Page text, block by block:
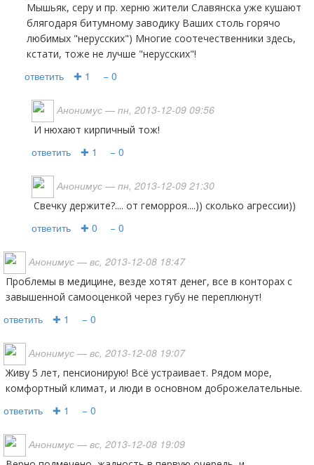
Мышьяк, серу и пр. херню жители Славянска уже кушают
блягодаря битумному заводику Ваших столь горячо
любимых "нерусских") Многие соотечественники здесь,
кстати, тоже не лучше "нерусских"!
ответить ✚ 1 − 0
Анонимус — пн, 2013-12-09 09:56
и нюхают кирпичный тож!
ответить ✚ 1 − 0
Анонимус — пн, 2013-12-09 21:30
свечку держите?.... от геморроя....)) сколько агрессии))
ответить ✚ 0 − 0
Анонимус — вс, 2013-12-08 18:47
Проблемы в медицине, везде хотят денег, все в конторах с
завышенной самооценкой через губу не переплюнут!
ответить ✚ 1 − 0
Анонимус — вс, 2013-12-08 19:07
Живу 5 лет, пенсионирую! Всё устраивает. Рядом море,
комфортный климат, и люди в основном доброжелательные.
ответить ✚ 1 − 0
Анонимус — вс, 2013-12-08 19:09